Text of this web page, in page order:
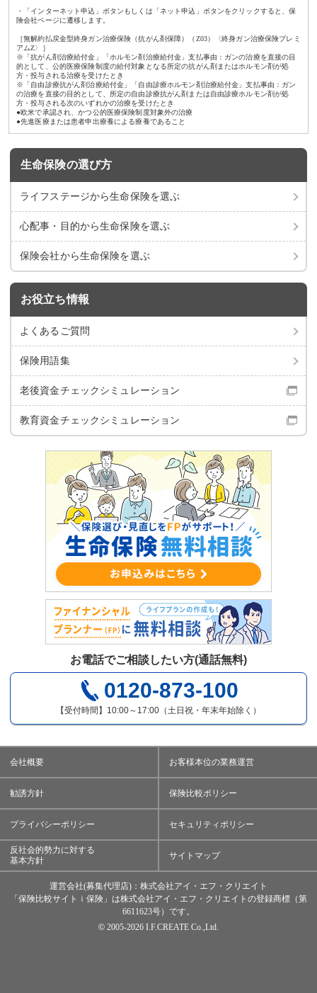
・「インターネット申込」ボタンもしくは「ネット申込」ボタンをクリックすると、保
険会社ページに遷移します。
［無解約払戻金型終身ガン治療保険（抗がん剤保障）（Z03）〈終身ガン治療保険プレミ
アムZ〉］
※「抗がん剤治療給付金」「ホルモン剤治療給付金」支払事由：ガンの治療を直接の目
的として、公的医療保険制度の給付対象となる所定の抗がん剤またはホルモン剤が処
方・投与される治療を受けたとき
※「自由診療抗がん剤治療給付金」「自由診療ホルモン剤治療給付金」支払事由：ガン
の治療を直接の目的として、所定の自由診療抗がん剤または自由診療ホルモン剤が処
方・投与される次のいずれかの治療を受けたとき
●欧米で承認され、かつ公的医療保険制度対象外の治療
●先進医療または患者申出療養による療養であること
生命保険の選び方
ライフステージから生命保険を選ぶ
心配事・目的から生命保険を選ぶ
保険会社から生命保険を選ぶ
お役立ち情報
よくあるご質問
保険用語集
老後資金チェックシミュレーション
教育資金チェックシミュレーション
お電話でご相談したい方(通話無料)
0120-873-100
【受付時間】10:00～17:00（土日祝・年末年始除く）
会社概要 お客様本位の業務運営
勧誘方針 保険比較ポリシー
プライバシーポリシー セキュリティポリシー
反社会的勢力に対する
基本方針
サイトマップ
運営会社(募集代理店)：株式会社アイ・エフ・クリエイト
「保険比較サイトｉ保険」は株式会社アイ・エフ・クリエイトの登録商標（第
6611623号）です。
© 2005-2026 I.F.CREATE Co.,Ltd.